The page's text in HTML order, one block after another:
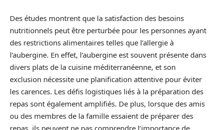
Des études montrent que la satisfaction des besoins
nutritionnels peut être perturbée pour les personnes ayant
des restrictions alimentaires telles que l’allergie à
l’aubergine. En effet, l’aubergine est souvent présente dans
divers plats de la cuisine méditerranéenne, et son
exclusion nécessite une planification attentive pour éviter
les carences. Les défis logistiques liés à la préparation des
repas sont également amplifiés. De plus, lorsque des amis
ou des membres de la famille essaient de préparer des
repas, ils peuvent ne pas comprendre l’importance de